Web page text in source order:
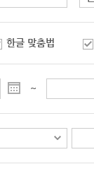
한글 맞춤법
~